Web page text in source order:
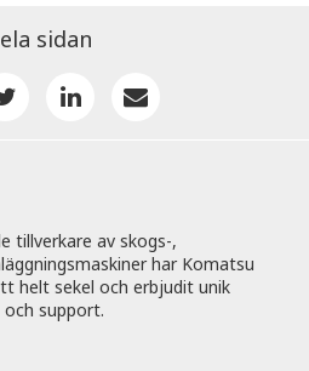
sidan
tillverkare av skogs-,
har Komatsu
helt sekel och erbjudit unik
support.